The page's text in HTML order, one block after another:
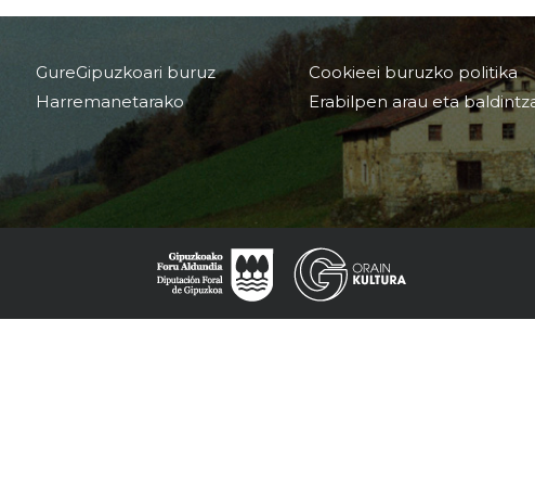
GureGipuzkoari buruz
Harremanetarako
Cookieei buruzko politika
Erabilpen arau eta